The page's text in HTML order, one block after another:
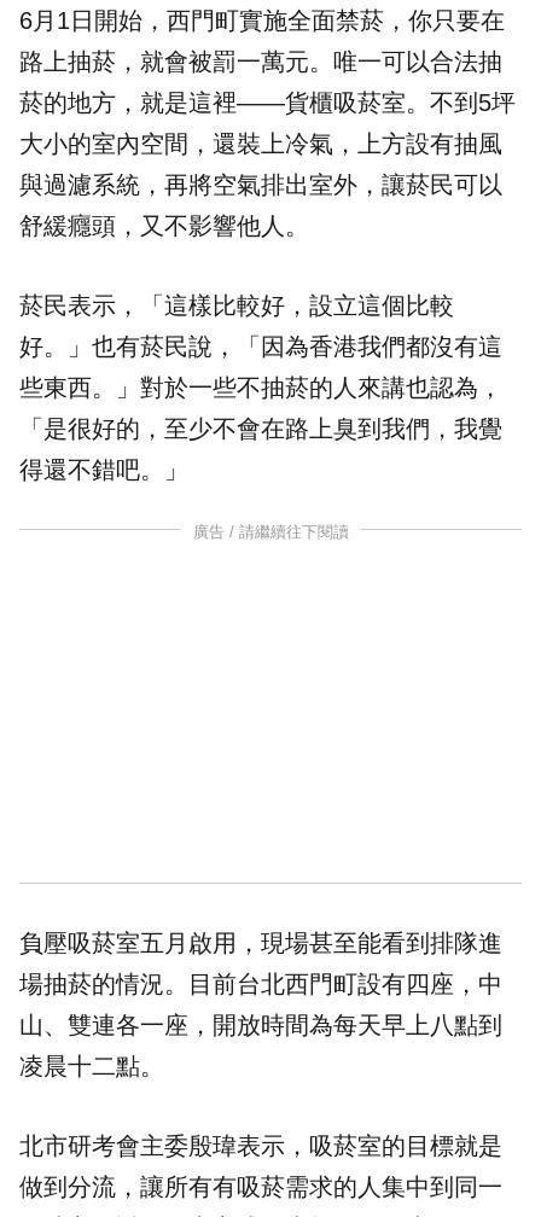
6月1日開始，西門町實施全面禁菸，你只要在
路上抽菸，就會被罰一萬元。唯一可以合法抽
菸的地方，就是這裡——貨櫃吸菸室。不到5坪
大小的室內空間，還裝上冷氣，上方設有抽風
與過濾系統，再將空氣排出室外，讓菸民可以
舒緩癮頭，又不影響他人。
菸民表示，「這樣比較好，設立這個比較
好。」也有菸民說，「因為香港我們都沒有這
些東西。」對於一些不抽菸的人來講也認為，
「是很好的，至少不會在路上臭到我們，我覺
得還不錯吧。」
廣告 / 請繼續往下閱讀
負壓吸菸室五月啟用，現場甚至能看到排隊進
場抽菸的情況。目前台北西門町設有四座，中
山、雙連各一座，開放時間為每天早上八點到
凌晨十二點。
北市研考會主委殷瑋表示，吸菸室的目標就是
做到分流，讓所有有吸菸需求的人集中到同一